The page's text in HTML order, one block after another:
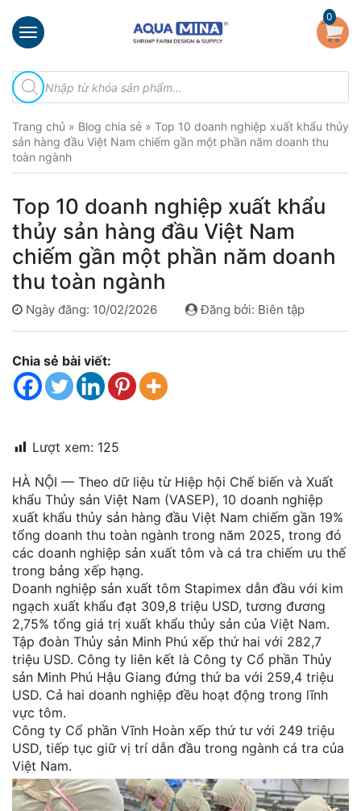
×
chủ
thiệu
Sản
phẩm
Đầu
Phun
Vi
Bọt
Khí
Ventek
Hướng
lắp
đặt
chia
sẻ
Liên
hệ
0
Tìm
kiếm
sản
Trang chủ » Blog chia sẻ » Top 10 doanh nghiệp xuất khẩu thủy
sản hàng đầu Việt Nam chiếm gần một phần năm doanh thu
toàn ngành
Top 10 doanh nghiệp xuất khẩu
thủy sản hàng đầu Việt Nam
chiếm gần một phần năm doanh
thu toàn ngành
Ngày đăng: 10/02/2026 Đăng bởi: Biên tập
Chia sẻ bài viết:
Lượt xem: 125
HÀ NỘI — Theo dữ liệu từ Hiệp hội Chế biến và Xuất
khẩu Thủy sản Việt Nam (VASEP), 10 doanh nghiệp
xuất khẩu thủy sản hàng đầu Việt Nam chiếm gần 19%
tổng doanh thu toàn ngành trong năm 2025, trong đó
các doanh nghiệp sản xuất tôm và cá tra chiếm ưu thế
trong bảng xếp hạng.
Doanh nghiệp sản xuất tôm Stapimex dẫn đầu với kim
ngạch xuất khẩu đạt 309,8 triệu USD, tương đương
2,75% tổng giá trị xuất khẩu thủy sản của Việt Nam.
Tập đoàn Thủy sản Minh Phú xếp thứ hai với 282,7
triệu USD. Công ty liên kết là Công ty Cổ phần Thủy
sản Minh Phú Hậu Giang đứng thứ ba với 259,4 triệu
USD. Cả hai doanh nghiệp đều hoạt động trong lĩnh
vực tôm.
Công ty Cổ phần Vĩnh Hoàn xếp thứ tư với 249 triệu
USD, tiếp tục giữ vị trí dẫn đầu trong ngành cá tra của
Việt Nam.